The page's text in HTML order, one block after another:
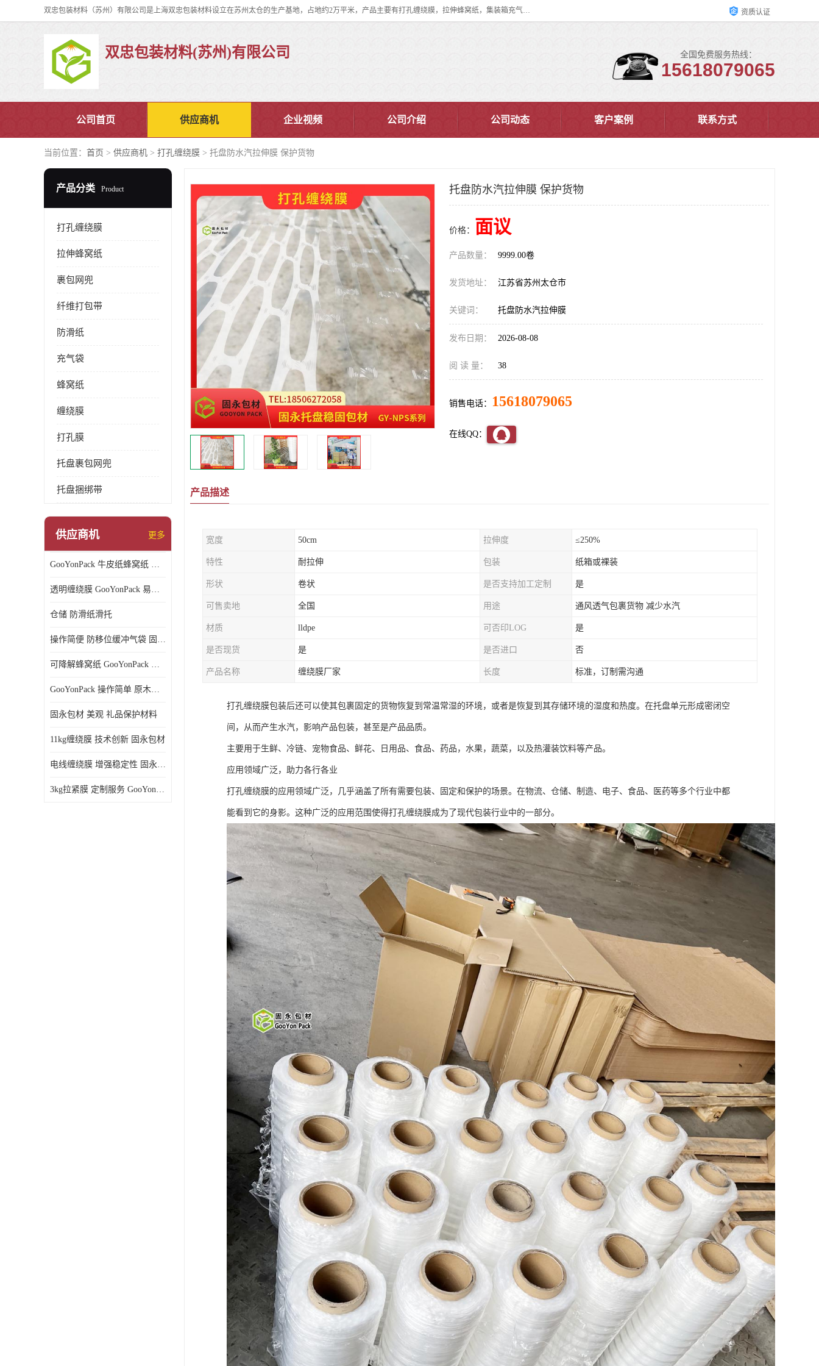
双忠包装材料（苏州）有限公司是上海双忠包装材料设立在苏州太仓的生产基地，占地约2万平米，产品主要有打孔缠绕膜，拉伸蜂窝纸，集装箱充气袋，滑托板，打包带，裹包网兜，防滑纸等箱体和托盘的运输和保护性包材。固永包材®，GooYon Pack®，是我们保护性包装材料的专属品牌。 资质认证
双忠包装材料(苏州)有限公司 全国免费服务热线：
15618079065
公司首页 供应商机 企业视频 公司介绍 公司动态 客户案例 联系方式
当前位置： 首页 > 供应商机 > 打孔缠绕膜 > 托盘防水汽拉伸膜 保护货物
产品分类 Product
打孔缠绕膜
拉伸蜂窝纸
裹包网兜
纤维打包带
防滑纸
充气袋
蜂窝纸
缠绕膜
打孔膜
托盘裹包网兜
托盘捆绑带
供应商机 更多
GooYonPack 牛皮纸蜂窝纸 循环使用
透明缠绕膜 GooYonPack 易撕扯不残留
仓储 防滑纸滑托
操作简便 防移位缓冲气袋 固永包材
可降解蜂窝纸 GooYonPack 循环使用
GooYonPack 操作简单 原木浆蜂巢网格纸
固永包材 美观 礼品保护材料
11kg缠绕膜 技术创新 固永包材
电线缠绕膜 增强稳定性 固永包材
3kg拉紧膜 定制服务 GooYonPack
托盘防水汽拉伸膜 保护货物
价格： 面议
产品数量： 9999.00卷
发货地址： 江苏省苏州太仓市
关键词： 托盘防水汽拉伸膜
发布日期： 2026-08-08
阅 读 量： 38
销售电话： 15618079065
在线QQ：
产品描述
宽度 50cm 拉伸度 ≤250%
特性 耐拉伸 包装 纸箱或裸装
形状 卷状 是否支持加工定制 是
可售卖地 全国 用途 通风透气包裹货物 减少水汽
材质 lldpe 可否印LOG 是
是否现货 是 是否进口 否
产品名称 缠绕膜厂家 长度 标准，订制需沟通
打孔缠绕膜包装后还可以使其包裹固定的货物恢复到常温常湿的环境，或者是恢复到其存储环境的湿度和热度。在托盘单元形成密闭空
间，从而产生水汽，影响产品包装，甚至是产品品质。
主要用于生鲜、冷链、宠物食品、鲜花、日用品、食品、药品，水果，蔬菜，以及热灌装饮料等产品。
应用领域广泛，助力各行各业
打孔缠绕膜的应用领域广泛，几乎涵盖了所有需要包装、固定和保护的场景。在物流、仓储、制造、电子、食品、医药等多个行业中都
能看到它的身影。这种广泛的应用范围使得打孔缠绕膜成为了现代包装行业中的一部分。